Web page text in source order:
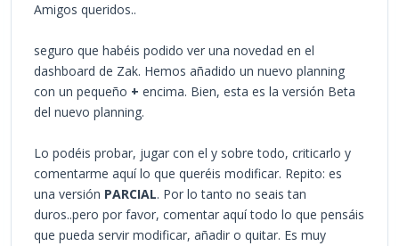
Amigos queridos..
seguro que habéis podido ver una novedad en el
dashboard de Zak. Hemos añadido un nuevo planning
con un pequeño + encima. Bien, esta es la versión Beta
del nuevo planning.
Lo podéis probar, jugar con el y sobre todo, criticarlo y
comentarme aquí lo que queréis modificar. Repito: es
una versión PARCIAL. Por lo tanto no seais tan
duros..pero por favor, comentar aquí todo lo que pensáis
que pueda servir modificar, añadir o quitar. Es muy